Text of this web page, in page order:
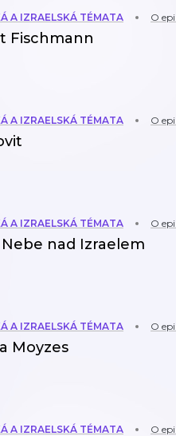
A IZRAELSKÁ TÉMATA O
Fischmann
A IZRAELSKÁ TÉMATA O
A IZRAELSKÁ TÉMATA O
nad Izraelem
A IZRAELSKÁ TÉMATA O
Moyzes
A IZRAELSKÁ TÉMATA O